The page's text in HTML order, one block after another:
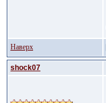
Наверх
shock07